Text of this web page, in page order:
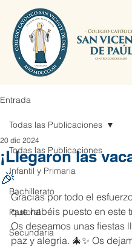
Entrada
Todas las Publicaciones
Infantil y Primaria
Bachillerato
Pastoral
Secundaria
Todas las Publicaciones
¡Llegaron las
🎉
20 dic 2024
Gracias por todo el
que habéis puesto en este
Os deseamos unas fiestas
paz y alegría. 🎄✨ Os